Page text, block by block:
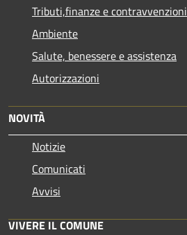
Tributi,finanze e contravvenzioni
Ambiente
Salute, benessere e assistenza
Autorizzazioni
NOVITÀ
Notizie
Comunicati
Avvisi
VIVERE IL COMUNE